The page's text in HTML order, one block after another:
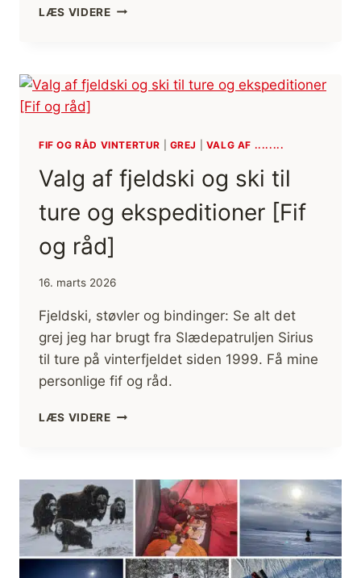
LÆS VIDEREVALG
[FIF
FIF OG RÅD VINTERTUR GREJ VALG AF ........
Valg af fjeldski og ski til
ture og ekspeditioner [Fif
og råd]
16. marts 2026
Fjeldski, støvler og bindinger: Se alt det
grej jeg har brugt fra Slædepatruljen Sirius
til ture på vinterfjeldet siden 1999. Få mine
personlige fif og råd.
LÆS VIDEREVALG
SKI
TIL
TURE
OG
EKSPEDITIONER
[FIF